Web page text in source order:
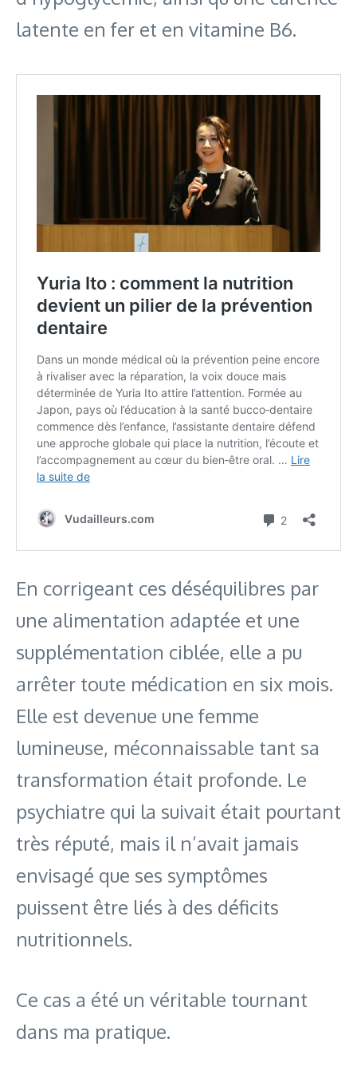
latente en fer et en vitamine B6.
En corrigeant ces déséquilibres par
une alimentation adaptée et une
supplémentation ciblée, elle a pu
arrêter toute médication en six mois.
Elle est devenue une femme
lumineuse, méconnaissable tant sa
transformation était profonde. Le
psychiatre qui la suivait était pourtant
très réputé, mais il n’avait jamais
envisagé que ses symptômes
puissent être liés à des déficits
nutritionnels.
Ce cas a été un véritable tournant
dans ma pratique.